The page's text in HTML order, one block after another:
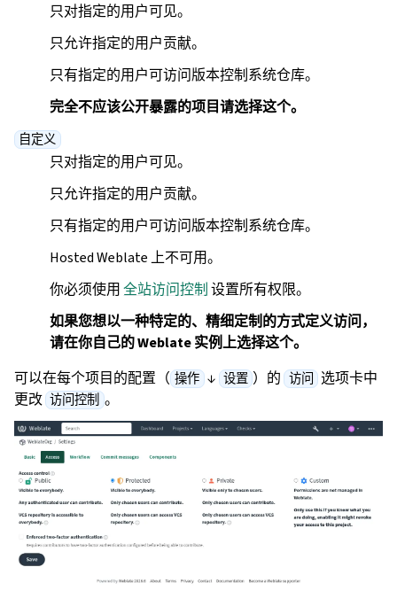
只对指定的用户可见。
只允许指定的用户贡献。
只有指定的用户可访问版本控制系统仓库。
完全不应该公开暴露的项目请选择这个。
自定义
只对指定的用户可见。
只允许指定的用户贡献。
只有指定的用户可访问版本控制系统仓库。
Hosted Weblate 上不可用。
你必须使用全站访问控制设置所有权限。
如果您想以一种特定的、精细定制的方式定义访问，
请在你自己的 Weblate 实例上选择这个。
可以在每个项目的配置（ 操作 ↓ 设置 ）的 访问 选项卡中
更改 访问控制 。